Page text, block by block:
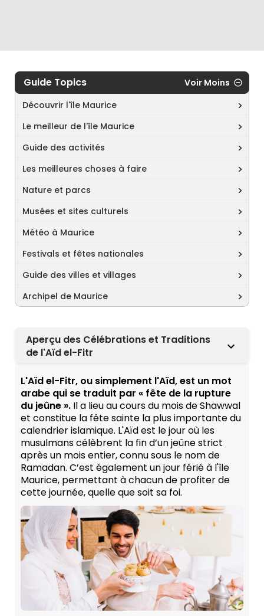
Guide Topics
Voir Moins
Découvrir l'île Maurice
Le meilleur de l'île Maurice
Guide des activités
Les meilleures choses à faire
Nature et parcs
Musées et sites culturels
Météo à Maurice
Festivals et fêtes nationales
Guide des villes et villages
Archipel de Maurice
Aperçu des Célébrations et Traditions
de l'Aïd el-Fitr
L'Aïd el-Fitr, ou simplement l'Aïd, est un mot
arabe qui se traduit par « fête de la rupture
du jeûne ». Il a lieu au cours du mois de Shawwal
et constitue la fête sainte la plus importante du
calendrier islamique. L'Aïd est le jour où les
musulmans célèbrent la fin d’un jeûne strict
après un mois entier, connu sous le nom de
Ramadan. C’est également un jour férié à l'île
Maurice, permettant à chacun de profiter de
cette journée, quelle que soit sa foi.